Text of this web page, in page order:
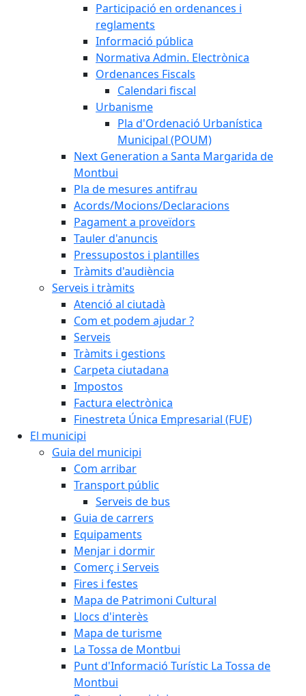
Participació en ordenances i
reglaments
Informació pública
Normativa Admin. Electrònica
Ordenances Fiscals
Calendari fiscal
Urbanisme
Pla d'Ordenació Urbanística
Municipal (POUM)
Next Generation a Santa Margarida de
Montbui
Pla de mesures antifrau
Acords/Mocions/Declaracions
Pagament a proveïdors
Tauler d'anuncis
Pressupostos i plantilles
Tràmits d'audiència
Serveis i tràmits
Atenció al ciutadà
Com et podem ajudar ?
Serveis
Tràmits i gestions
Carpeta ciutadana
Impostos
Factura electrònica
Finestreta Única Empresarial (FUE)
El municipi
Guia del municipi
Com arribar
Transport públic
Serveis de bus
Guia de carrers
Equipaments
Menjar i dormir
Comerç i Serveis
Fires i festes
Mapa de Patrimoni Cultural
Llocs d'interès
Mapa de turisme
La Tossa de Montbui
Punt d'Informació Turístic La Tossa de
Montbui